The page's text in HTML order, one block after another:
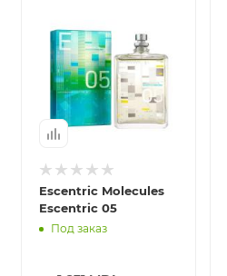
Escentric Molecules
Escentric 05
Под заказ